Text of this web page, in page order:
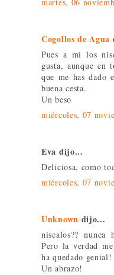
Cogollos de Agua
Pues a mi los
gusta, aunque en
que me has dado
buena cesta.
Un beso
miércoles, 07
Eva dijo...
Deliciosa, como
miércoles, 07
Unknown dijo...
níscalos??
Pero la verdad
ha quedado genial!
Un abrazo!